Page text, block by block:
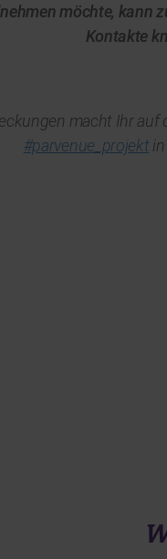
möchte, kann
Kontakte
macht Ihr auf
#parvenue_projekt